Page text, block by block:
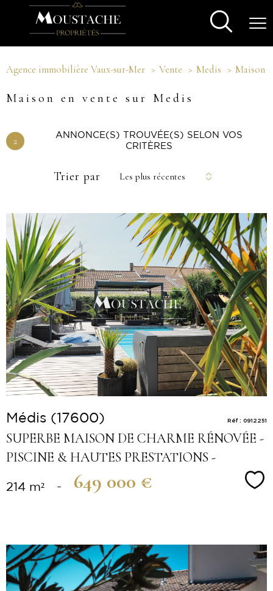
Agence immobilière Vaux-sur-Mer Vente Medis Maison
Maison en vente sur Medis
2
ANNONCE(S) TROUVÉE(S) SELON VOS
CRITÈRES
Trier par Les plus récentes
Voir le
bien
Médis (17600)
SUPERBE MAISON DE CHARME RÉNOVÉE -
PISCINE & HAUTES PRESTATIONS -
Réf : 0912251
214 m² - 649 000 €